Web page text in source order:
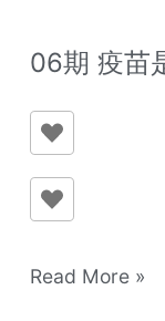
06期 疫苗
06
疫
苗
是
唯
出
Read More »